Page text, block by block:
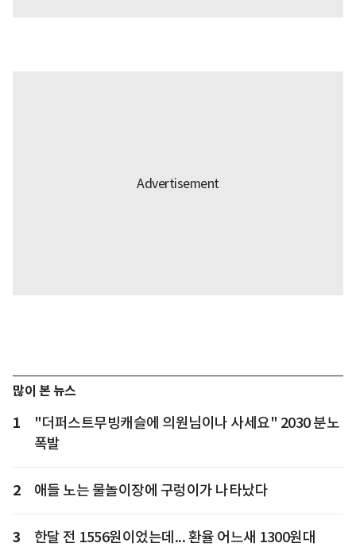
많이 본 뉴스
1
"더퍼스트무빙캐슬에 의원님이나 사세요" 2030 분노
폭발
2 애들 노는 물놀이장에 구렁이가 나타났다
3
한달 전 1556원이었는데... 환율 어느새 1300원대